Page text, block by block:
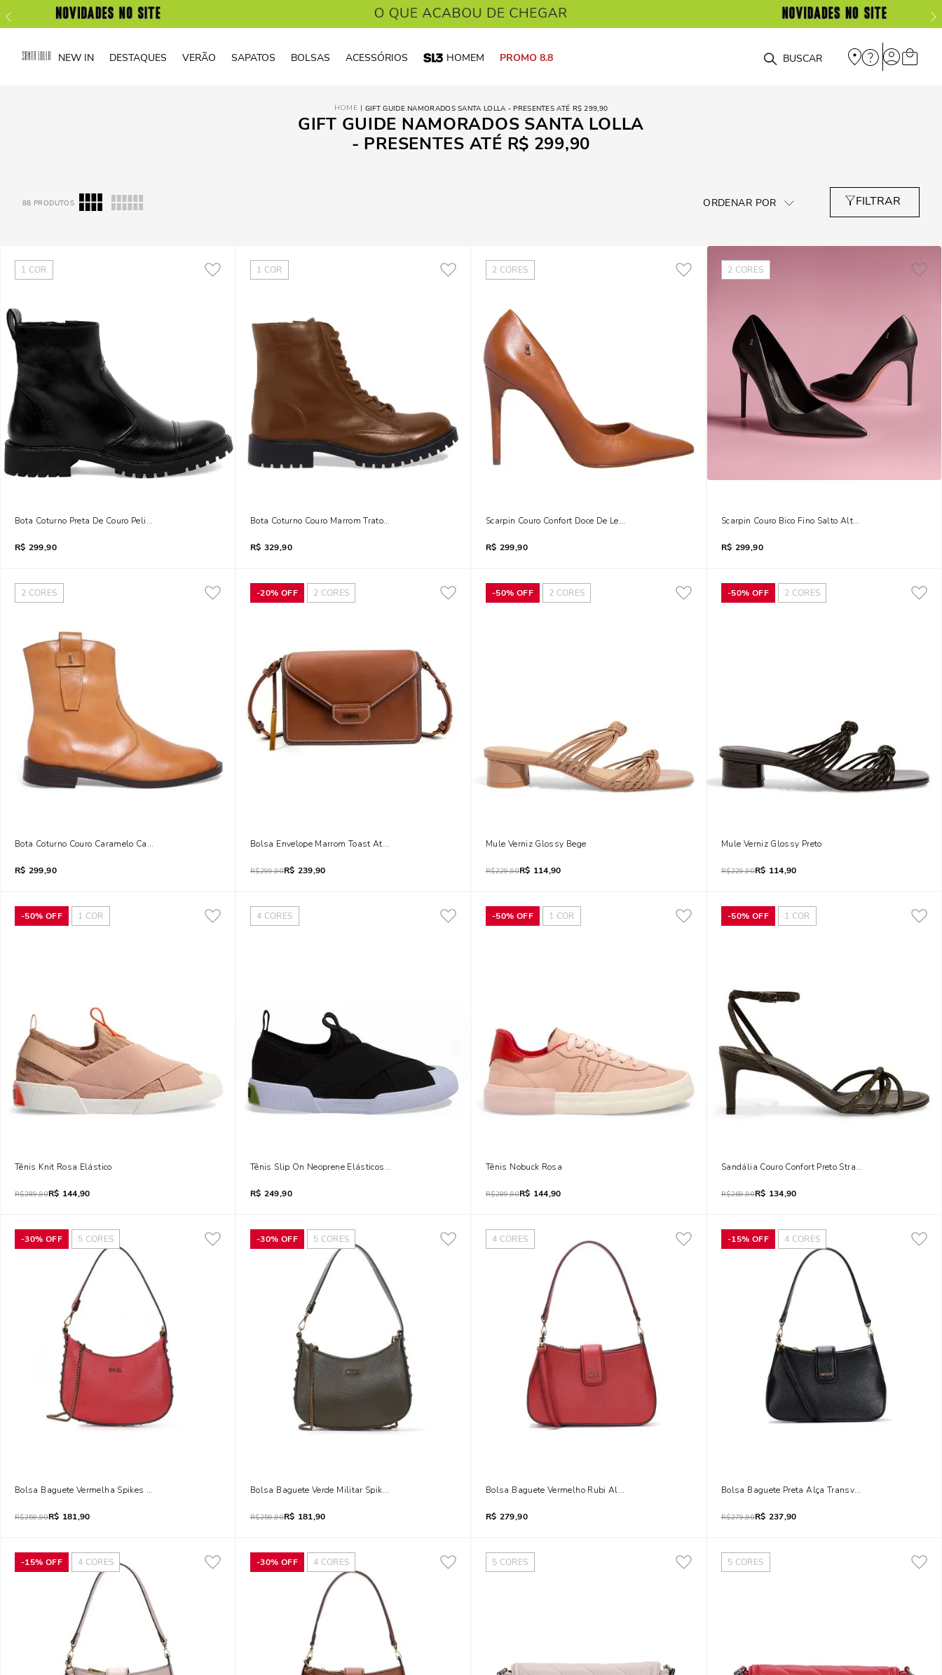
NEW IN DESTAQUES VERÃO SAPATOS BOLSAS ACESSÓRIOS HOMEM PROMO 8.8 O que você está procurando?
GIFT GUIDE NAMORADOS SANTA LOLLA - PRESENTES ATÉ R$ 299,90
GIFT GUIDE NAMORADOS SANTA LOLLA
- PRESENTES ATÉ R$ 299,90
88 PRODUTOS
1 COR
Bota Coturno Preta De Couro Pelica Cano Baixo E Salto Baixo Tratorado
R$ 299,90
1 COR
Bota Coturno Couro Marrom Tratorada Cadarço
R$ 329,90
2 CORES
Scarpin Couro Confort Doce De Leite
R$ 299,90
2 CORES
Scarpin Couro Bico Fino Salto Alto Preto
R$ 299,90
2 CORES
Bota Coturno Couro Caramelo Cano Curto
R$ 299,90
-20% OFF 2 CORES
Bolsa Envelope Marrom Toast Atanado Transversal Pespontos
R$299,90R$ 239,90
-50% OFF 2 CORES
Mule Verniz Glossy Bege
R$229,90R$ 114,90
-50% OFF 2 CORES
Mule Verniz Glossy Preto
R$229,90R$ 114,90
-50% OFF 1 COR
Tênis Knit Rosa Elástico
R$289,90R$ 144,90
4 CORES
Tênis Slip On Neoprene Elásticos Preto
R$ 249,90
-50% OFF 1 COR
Tênis Nobuck Rosa
R$289,90R$ 144,90
-50% OFF 1 COR
Sandália Couro Confort Preto Strass Salto Fino Médio
R$269,90R$ 134,90
-30% OFF 5 CORES
Bolsa Baguete Vermelha Spikes Alça Dupla Corrente
R$259,90R$ 181,90
-30% OFF 5 CORES
Bolsa Baguete Verde Militar Spikes Alça Dupla Corrente
R$259,90R$ 181,90
4 CORES
Bolsa Baguete Vermelho Rubi Alça Transversal Removível
R$ 279,90
-15% OFF 4 CORES
Bolsa Baguete Preta Alça Transversal Removível
R$279,90R$ 237,90
-15% OFF 4 CORES -30% OFF 4 CORES 5 CORES 5 CORES